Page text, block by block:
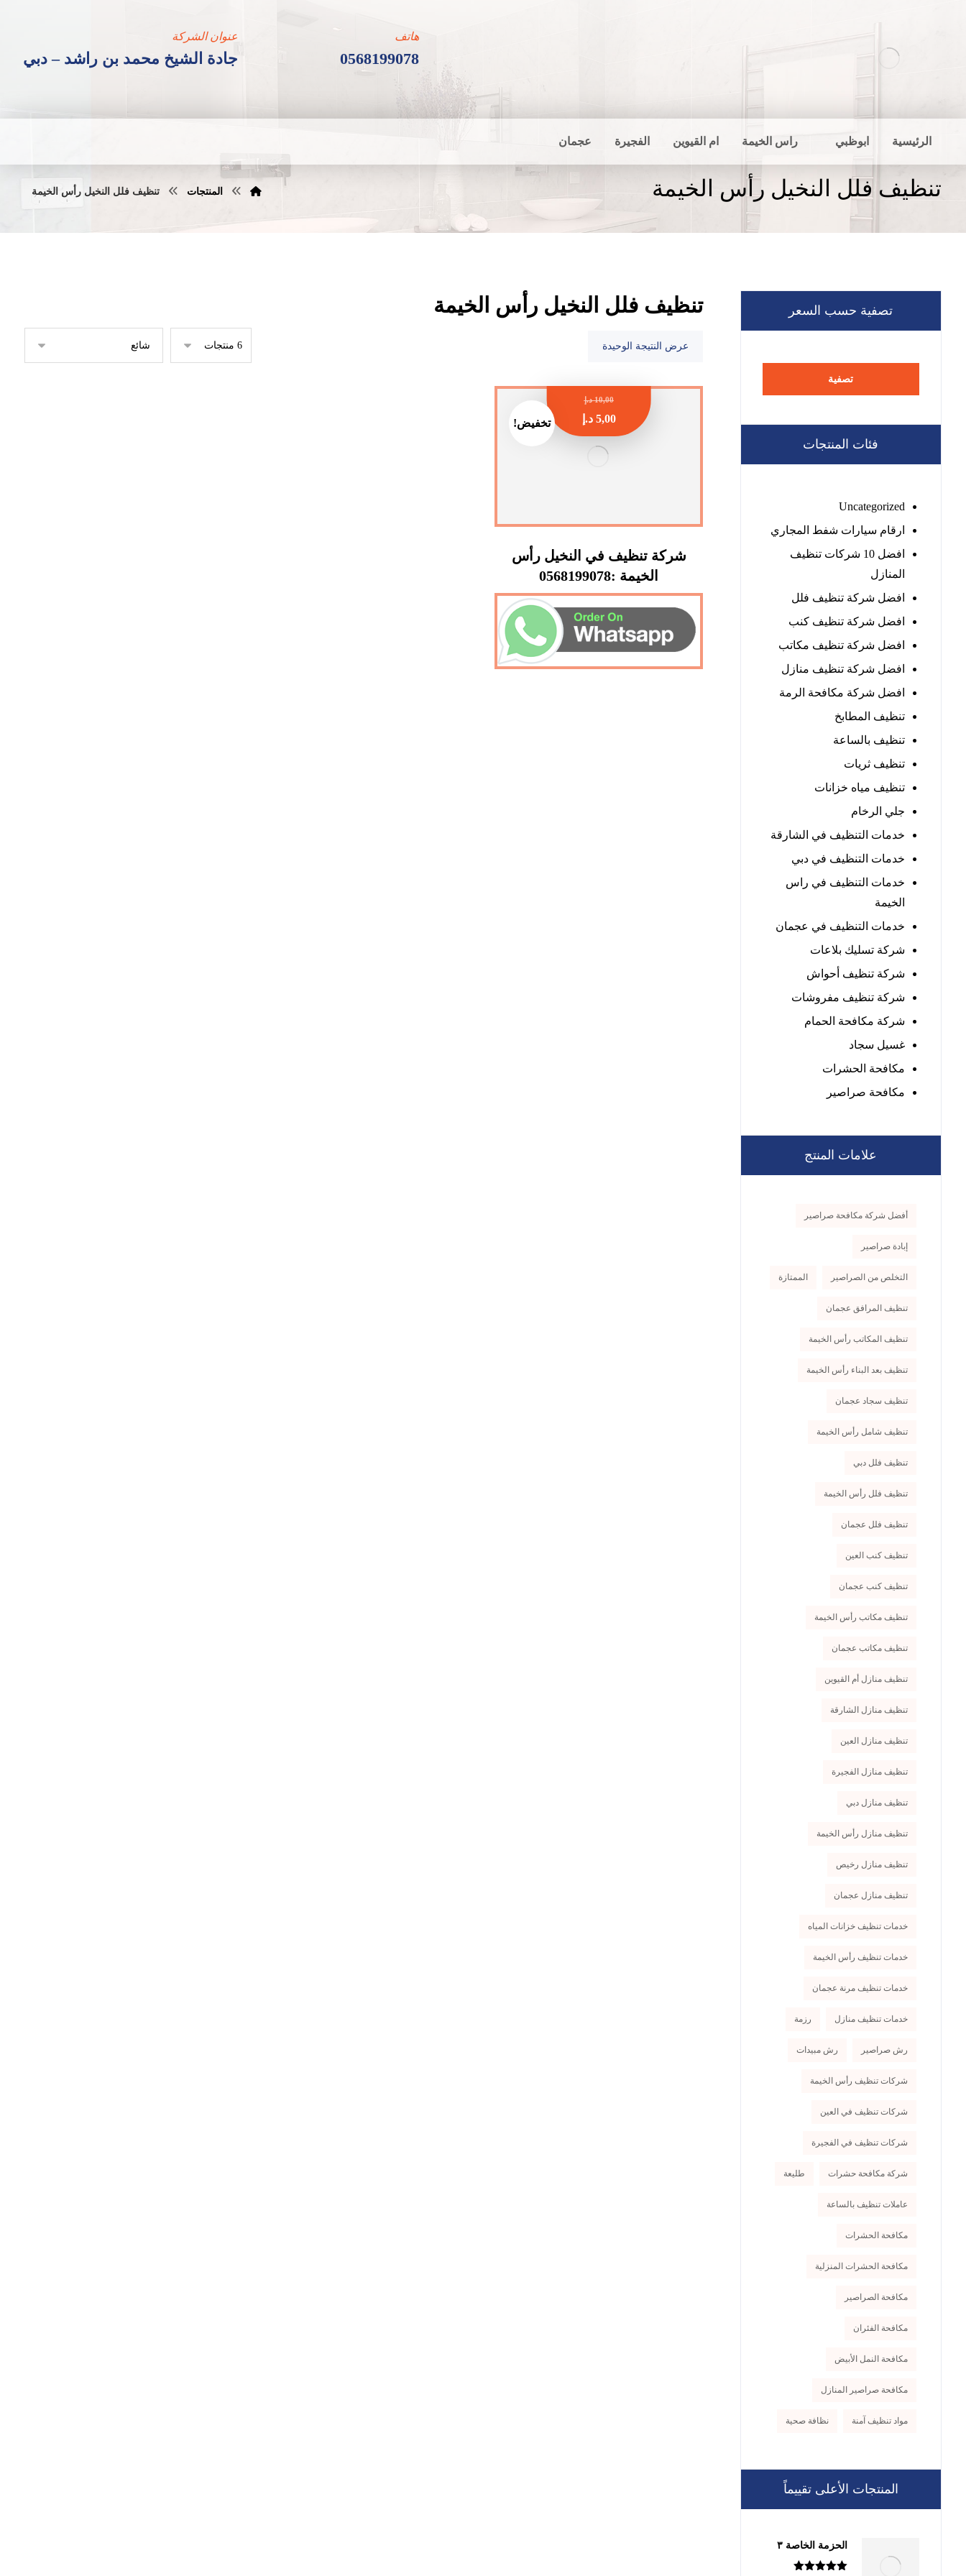
عنوان الشركة
جادة الشيخ محمد بن راشد – دبي
هاتف
0568199078
الرئيسية ابوظبي راس الخيمة ام القيوين الفجيرة عجمان
تنظيف فلل النخيل رأس الخيمة المنتجات تنظيف فلل النخيل رأس الخيمة
تنظيف فلل النخيل رأس الخيمة
عرض النتيجة الوحيدة
تخفيض!
شركة تنظيف في النخيل رأس
الخيمة :0568199078
10,00 د.إ
5,00 د.إ
تصفية حسب السعر
تصفية
فئات المنتجات
Uncategorized
ارقام سيارات شفط المجاري
افضل 10 شركات تنظيف
المنازل
افضل شركة تنظيف فلل
افضل شركة تنظيف كنب
افضل شركة تنظيف مكاتب
افضل شركة تنظيف منازل
افضل شركة مكافحة الرمة
تنظيف المطابخ
تنظيف بالساعة
تنظيف ثريات
تنظيف مياه خزانات
جلي الرخام
خدمات التنظيف في الشارقة
خدمات التنظيف في دبي
خدمات التنظيف في راس
الخيمة
خدمات التنظيف في عجمان
شركة تسليك بلاعات
شركة تنظيف أحواش
شركة تنظيف مفروشات
شركة مكافحة الحمام
غسيل سجاد
مكافحة الحشرات
مكافحة صراصير
علامات المنتج
أفضل شركة مكافحة صراصير
إبادة صراصير
التخلص من الصراصير الممتازة
تنظيف المرافق عجمان
تنظيف المكاتب رأس الخيمة
تنظيف بعد البناء رأس الخيمة
تنظيف سجاد عجمان
تنظيف شامل رأس الخيمة
تنظيف فلل دبي
تنظيف فلل رأس الخيمة
تنظيف فلل عجمان
تنظيف كنب العين
تنظيف كنب عجمان
تنظيف مكاتب رأس الخيمة
تنظيف مكاتب عجمان
تنظيف منازل أم القيوين
تنظيف منازل الشارقة
تنظيف منازل العين
تنظيف منازل الفجيرة
تنظيف منازل دبي
تنظيف منازل رأس الخيمة
تنظيف منازل رخيص
تنظيف منازل عجمان
خدمات تنظيف خزانات المياه
خدمات تنظيف رأس الخيمة
خدمات تنظيف مرنة عجمان
خدمات تنظيف منازل رزمة
رش صراصير رش مبيدات
شركات تنظيف رأس الخيمة
شركات تنظيف في العين
شركات تنظيف في الفجيرة
شركة مكافحة حشرات طليعة
عاملات تنظيف بالساعة
مكافحة الحشرات
مكافحة الحشرات المنزلية
مكافحة الصراصير
مكافحة الفئران
مكافحة النمل الأبيض
مكافحة صراصير المنازل
مواد تنظيف آمنة نظافة صحية
المنتجات الأعلى تقييماً
الحزمة الخاصة ٣